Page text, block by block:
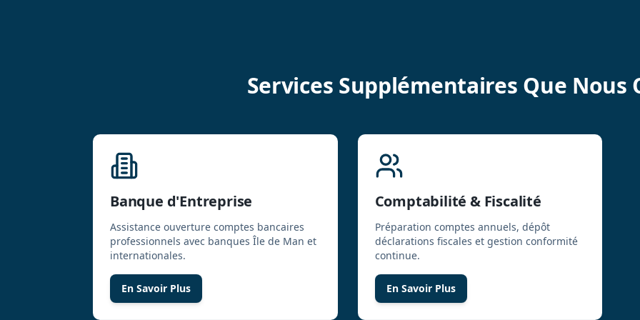
Services Supplémentaires Que Nous
Banque d'Entreprise
Assistance ouverture comptes bancaires
professionnels avec banques Île de Man et
internationales.
En Savoir Plus
Comptabilité & Fiscalité
Préparation comptes annuels, dépôt
déclarations fiscales et gestion conformité
continue.
En Savoir Plus